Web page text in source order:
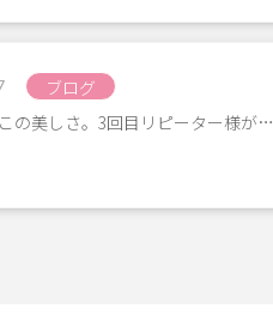
ブログ
の美しさ。3回目リピーター様が…